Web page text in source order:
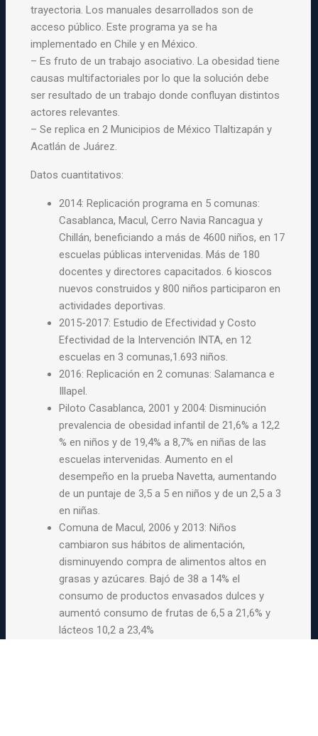
trayectoria. Los manuales desarrollados son de
acceso público. Este programa ya se ha
implementado en Chile y en México.
– Es fruto de un trabajo asociativo. La obesidad tiene
causas multifactoriales por lo que la solución debe
ser resultado de un trabajo donde confluyan distintos
actores relevantes.
– Se replica en 2 Municipios de México Tlaltizapán y
Acatlán de Juárez.
Datos cuantitativos:
2014: Replicación programa en 5 comunas:
Casablanca, Macul, Cerro Navia Rancagua y
Chillán, beneficiando a más de 4600 niños, en 17
escuelas públicas intervenidas. Más de 180
docentes y directores capacitados. 6 kioscos
nuevos construidos y 800 niños participaron en
actividades deportivas.
2015-2017: Estudio de Efectividad y Costo
Efectividad de la Intervención INTA, en 12
escuelas en 3 comunas,1.693 niños.
2016: Replicación en 2 comunas: Salamanca e
Illapel.
Piloto Casablanca, 2001 y 2004: Disminución
prevalencia de obesidad infantil de 21,6% a 12,2
% en niños y de 19,4% a 8,7% en niñas de las
escuelas intervenidas. Aumento en el
desempeño en la prueba Navetta, aumentando
de un puntaje de 3,5 a 5 en niños y de un 2,5 a 3
en niñas.
Comuna de Macul, 2006 y 2013: Niños
cambiaron sus hábitos de alimentación,
disminuyendo compra de alimentos altos en
grasas y azúcares. Bajó de 38 a 14% el
consumo de productos envasados dulces y
aumentó consumo de frutas de 6,5 a 21,6% y
lácteos 10,2 a 23,4%